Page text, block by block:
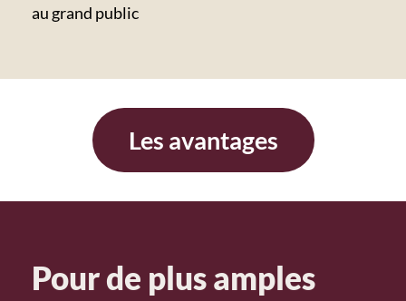
au grand public
Les avantages
Pour de plus amples